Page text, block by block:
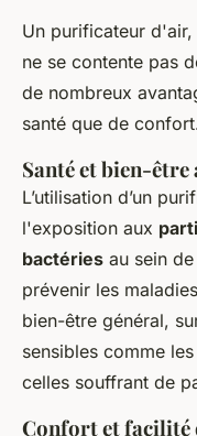
Un purificateur
ne se contente pas
de nombreux
santé que de
Santé et bien-
L’utilisation d’un
l'exposition aux
bactéries au sein
prévenir les
bien-être général,
sensibles comme
celles souffrant de
Confort et